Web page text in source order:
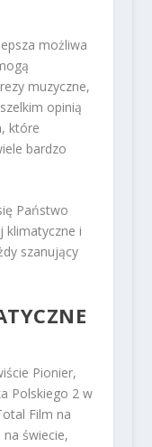
możliwa
muzyczne,
opinią
które
bardzo
Państwo
klimatyczne i
szanujący
Pionier,
Polskiego 2 w
Film na
świecie,